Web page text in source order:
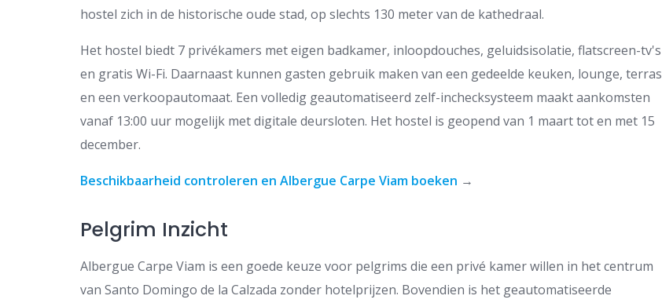
hostel zich in de historische oude stad, op slechts 130 meter van de kathedraal.
Het hostel biedt 7 privékamers met eigen badkamer, inloopdouches, geluidsisolatie, flatscreen-tv's
en gratis Wi-Fi. Daarnaast kunnen gasten gebruik maken van een gedeelde keuken, lounge, terras
en een verkoopautomaat. Een volledig geautomatiseerd zelf-inchecksysteem maakt aankomsten
vanaf 13:00 uur mogelijk met digitale deursloten. Het hostel is geopend van 1 maart tot en met 15
december.
Beschikbaarheid controleren en Albergue Carpe Viam boeken →
Pelgrim Inzicht
Albergue Carpe Viam is een goede keuze voor pelgrims die een privé kamer willen in het centrum
van Santo Domingo de la Calzada zonder hotelprijzen. Bovendien is het geautomatiseerde